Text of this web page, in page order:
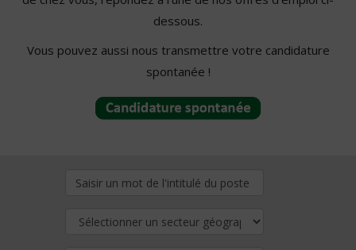
dessous.
Vous pouvez aussi nous transmettre votre candidature
spontanée !